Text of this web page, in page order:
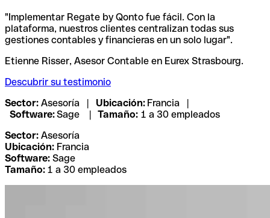
"Implementar Regate by Qonto fue fácil. Con la
plataforma, nuestros clientes centralizan todas sus
gestiones contables y financieras en un solo lugar".
Etienne Risser, Asesor Contable en Eurex Strasbourg.
Descubrir su testimonio
Sector: Asesoría | Ubicación: Francia |
Software:Sage | Tamaño: 1 a 30 empleados
Sector: Asesoría
Ubicación: Francia
Software: Sage
Tamaño: 1 a 30 empleados